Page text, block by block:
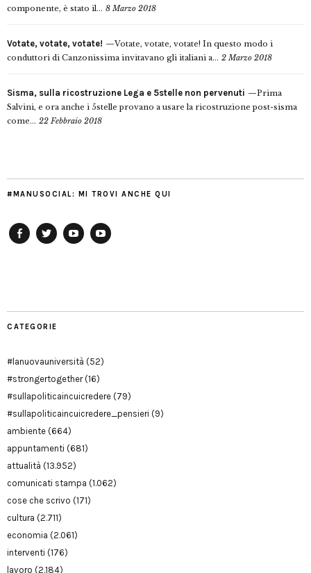
componente, è stato il... 8 Marzo 2018
Votate, votate, votate!
Votate, votate, votate! In questo modo i
conduttori di Canzonissima invitavano gli italiani a... 2 Marzo 2018
Sisma, sulla ricostruzione Lega e 5stelle non pervenuti
Prima
Salvini, e ora anche i 5stelle provano a usare la ricostruzione post-sisma
come... 22 Febbraio 2018
#MANUSOCIAL: MI TROVI ANCHE QUI
CATEGORIE
#lanuovauniversità (52)
#strongertogether(16)
#sullapoliticaincuicredere (79)
#sullapoliticaincuicredere_pensieri (9)
ambiente (664)
appuntamenti (681)
attualità (13.952)
comunicati stampa (1.062)
cose che scrivo (171)
cultura (2.711)
economia (2.061)
interventi (176)
lavoro (2.184)